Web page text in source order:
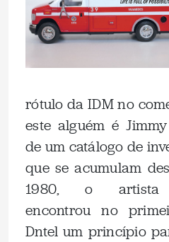
rótulo da IDM no
este alguém é
de um catálogo de
que se acumulam
1980, o artista
encontrou no
Dntel um princípio